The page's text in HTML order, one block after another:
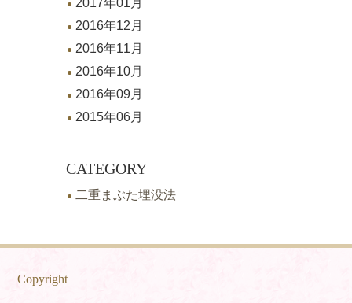
2017年01月
2016年12月
2016年11月
2016年10月
2016年09月
2015年06月
CATEGORY
二重まぶた埋没法
Copyright